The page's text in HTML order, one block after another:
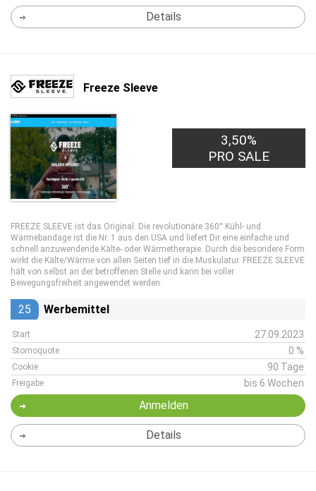
Details
Freeze Sleeve
3,50%
PRO SALE
FREEZE SLEEVE ist das Original. Die revolutionäre 360° Kühl- und
Wärmebandage ist die Nr. 1 aus den USA und liefert Dir eine einfache und
schnell anzuwendende Kälte- oder Wärmetherapie. Durch die besondere Form
wirkt die Kälte/Wärme von allen Seiten tief in die Muskulatur. FREEZE SLEEVE
hält von selbst an der betroffenen Stelle und kann bei voller
Bewegungsfreiheit angewendet werden.
25 Werbemittel
Start 27.09.2023
Stornoquote 0 %
Cookie 90 Tage
Freigabe bis 6 Wochen
Anmelden
Details